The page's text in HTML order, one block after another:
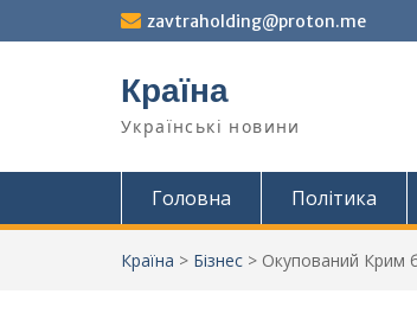
до
zavtraholding@proton.me
Країна
Українські новини
Головна Політика
Країна > Бізнес > Окупований Крим